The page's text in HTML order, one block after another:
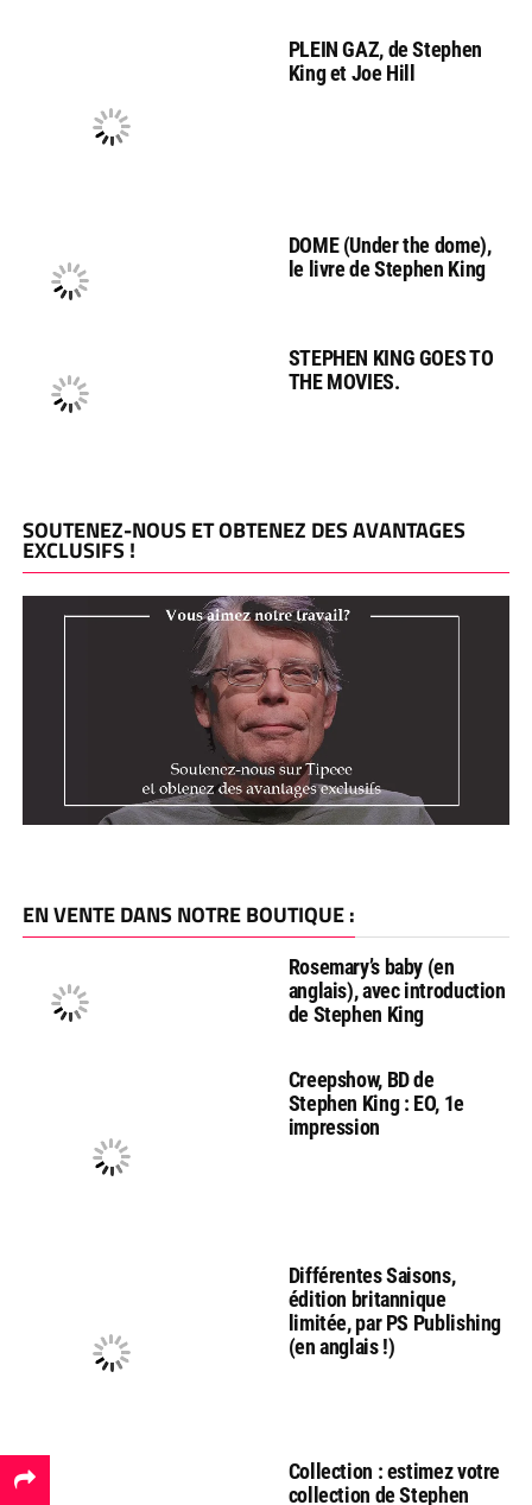
PLEIN GAZ, de Stephen
King et Joe Hill
DOME (Under the dome),
le livre de Stephen King
STEPHEN KING GOES TO
THE MOVIES.
SOUTENEZ-NOUS ET OBTENEZ DES AVANTAGES
EXCLUSIFS !
EN VENTE DANS NOTRE BOUTIQUE :
Rosemary’s baby (en
anglais), avec introduction
de Stephen King
Creepshow, BD de
Stephen King : EO, 1e
impression
Différentes Saisons,
édition britannique
limitée, par PS Publishing
(en anglais !)
Collection : estimez votre
collection de Stephen